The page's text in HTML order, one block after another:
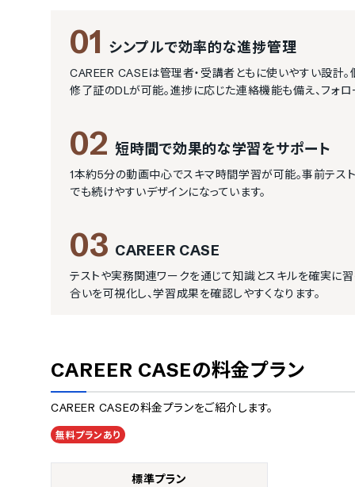
01 シンプルで効率的な進捗管理
CAREER CASEは管理者・受講者ともに使いやすい設計
修了証のDLが可能。進捗に応じた連絡機能も備え、フォロ
02 短時間で効果的な学習をサポート
1本約5分の動画中心でスキマ時間学習が可能。事前テス
でも続けやすいデザインになっています。
03 CAREER CASE
テストや実務関連ワークを通じて知識とスキルを確実に
合いを可視化し、学習成果を確認しやすくなります。
CAREER CASEの料金プラン
CAREER CASEの料金プランをご紹介します。
無料プランあり
標準プラン